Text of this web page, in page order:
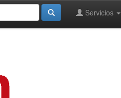
Servicios